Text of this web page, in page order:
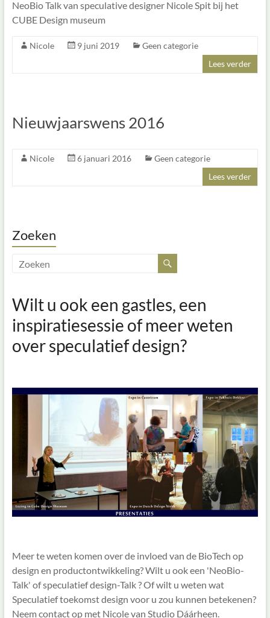
NeoBio Talk van speculative designer Nicole Spit bij het
CUBE Design museum
Nicole 9 juni 2019
Geen categorie
Lees verder
Nieuwjaarswens 2016
Nicole 6 januari 2016
Geen categorie
Lees verder
Zoeken
Wilt u ook een gastles, een
inspiratiesessie of meer weten
over speculatief design?
Meer te weten komen over de invloed van de BioTech op
design en productontwikkeling? Wilt u ook een 'NeoBio-
Talk' of speculatief design-Talk ? Of wilt u weten wat
Speculatief toekomst design voor u zou kunnen betekenen?
Neem contact op met Nicole van Studio Dáárheen.